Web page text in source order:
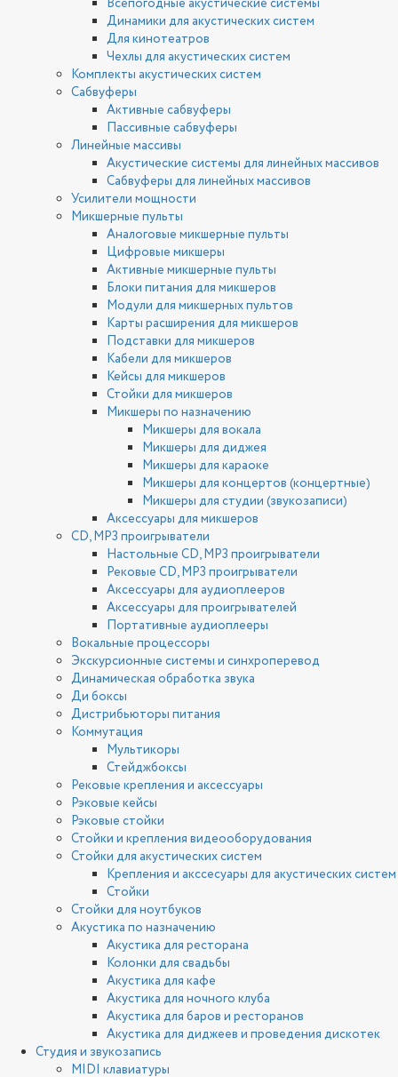
Всепогодные акустические системы
Динамики для акустических систем
Для кинотеатров
Чехлы для акустических систем
Комплекты акустических систем
Сабвуферы
Активные сабвуферы
Пассивные сабвуферы
Линейные массивы
Акустические системы для линейных массивов
Сабвуферы для линейных массивов
Усилители мощности
Микшерные пульты
Аналоговые микшерные пульты
Цифровые микшеры
Активные микшерные пульты
Блоки питания для микшеров
Модули для микшерных пультов
Карты расширения для микшеров
Подставки для микшеров
Кабели для микшеров
Кейсы для микшеров
Стойки для микшеров
Микшеры по назначению
Микшеры для вокала
Микшеры для диджея
Микшеры для караоке
Микшеры для концертов (концертные)
Микшеры для студии (звукозаписи)
Аксессуары для микшеров
CD, MP3 проигрыватели
Настольные CD, MP3 проигрыватели
Рековые CD, MP3 проигрыватели
Аксессуары для аудиоплееров
Аксессуары для проигрывателей
Портативные аудиоплееры
Вокальные процессоры
Экскурсионные системы и синхроперевод
Динамическая обработка звука
Ди боксы
Дистрибьюторы питания
Коммутация
Мультикоры
Стейджбоксы
Рековые крепления и аксессуары
Рэковые кейсы
Рэковые стойки
Стойки и крепления видеооборудования
Стойки для акустических систем
Крепления и акссесуары для акустических систем
Стойки
Стойки для ноутбуков
Акустика по назначению
Акустика для ресторана
Колонки для свадьбы
Акустика для кафе
Акустика для ночного клуба
Акустика для баров и ресторанов
Акустика для диджеев и проведения дискотек
Студия и звукозапись
MIDI клавиатуры